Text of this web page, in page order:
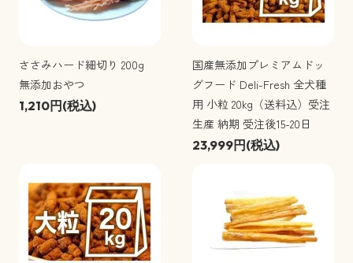
ささみハード細切り 200g
無添加おやつ
1,210円(税込)
国産無添加プレミアムドッ
グフード Deli-Fresh 全犬種
用 小粒 20kg（送料込）受注
生産 納期 受注後15-20日
23,999円(税込)